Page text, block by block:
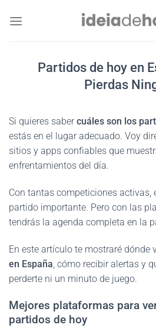
Partidos de hoy en
Pierdas
Si quieres sabercuáles son los
estás en el lugar adecuado. Voy
sitios y apps confiables que
enfrentamientos del día.
Con tantas competiciones activas,
partido importante. Pero con las
tendrás la agenda completa en la
En este artículo te mostraré dónde
en España , cómo recibir alertas y
perderte ni un minuto de juego.
Mejores plataformas para
partidos de hoy